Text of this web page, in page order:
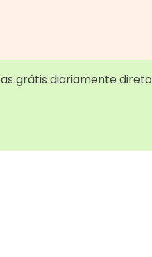
grátis diariamente direto